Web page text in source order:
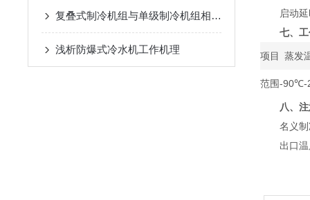
复叠式制冷机组与单级制冷机组相比有哪些优势？
浅析​防爆式冷水机工作机理
启动延时
七、
项目 蒸发
范围-90℃-
八、
名义制
出口温